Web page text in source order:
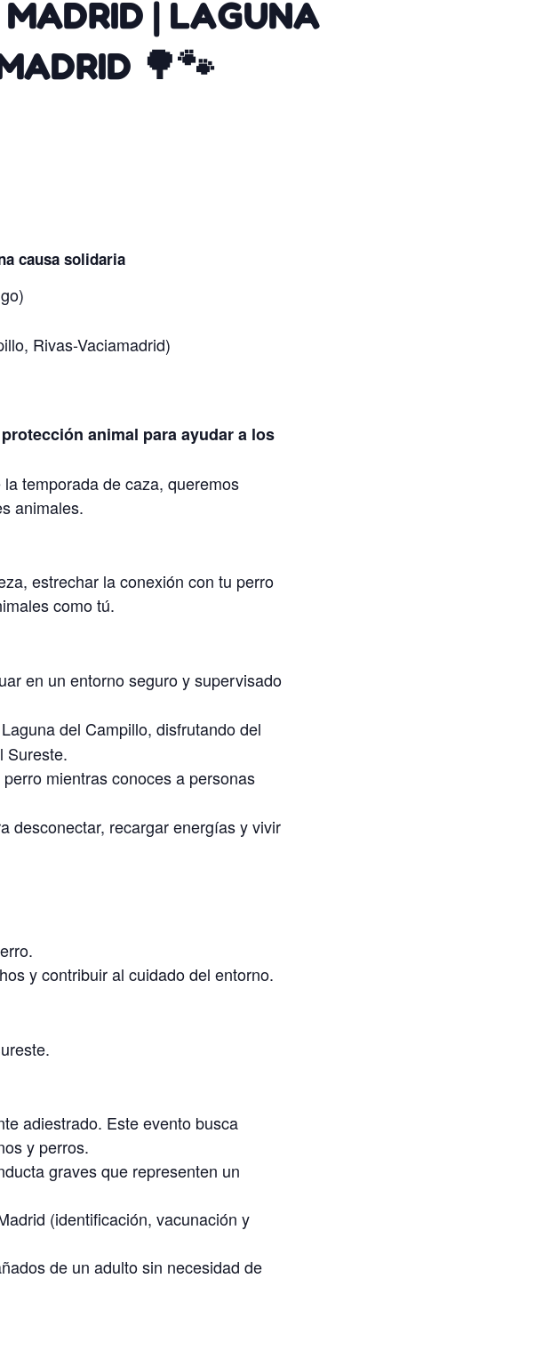
MADRID | LAGUNA
🌳🐾
causa solidaria
Rivas-Vaciamadrid)
animal para ayudar a los
temporada de caza, queremos
animales.
estrechar la conexión con tu perro
como tú.
en un entorno seguro y supervisado
del Campillo, disfrutando del
Sureste.
mientras conoces a personas
desconectar, recargar energías y vivir
y contribuir al cuidado del entorno.
adiestrado. Este evento busca
y perros.
graves que representen un
(identificación, vacunación y
de un adulto sin necesidad de